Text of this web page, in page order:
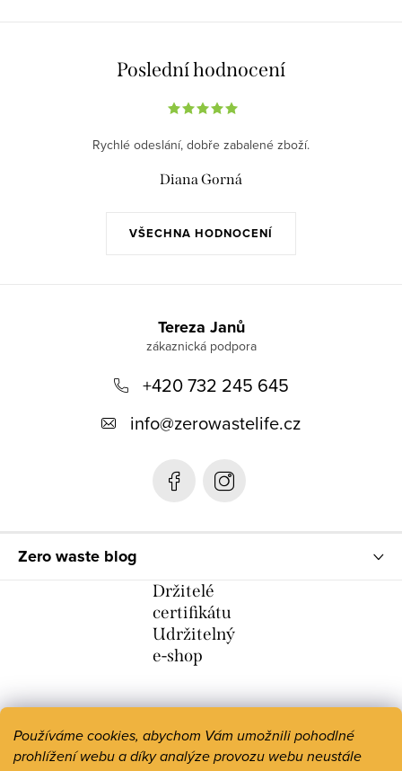
Používáme cookies, abychom Vám umožnili pohodlné
prohlížení webu a díky analýze provozu webu neustále
Poslední hodnocení
VŠECHNA HODNOCENÍ
Rychlé odeslání, dobře zabalené zboží.
Diana Gorná
Tereza Janů
+420 732 245 645
info@zerowastelife.cz
Zero waste blog
Držitelé
certifikátu
Udržitelný
e-shop